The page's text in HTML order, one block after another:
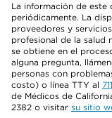
La información de este
periódicamente. La
proveedores y
profesional de la salud
se obtiene en el
alguna pregunta,
personas con
costo) o línea TTY al 711
de Médicos de
2382 o visitar su sitio